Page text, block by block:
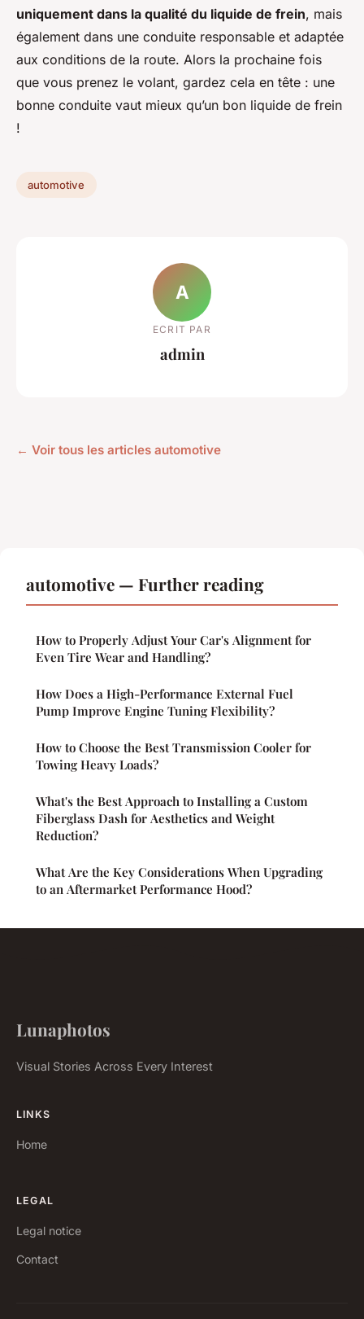
uniquement dans la qualité du liquide de frein, mais
également dans une conduite responsable et adaptée
aux conditions de la route. Alors la prochaine fois
que vous prenez le volant, gardez cela en tête : une
bonne conduite vaut mieux qu’un bon liquide de frein
!
automotive
A
ECRIT PAR
admin
← Voir tous les articles automotive
automotive — Further reading
How to Properly Adjust Your Car's Alignment for
Even Tire Wear and Handling?
How Does a High-Performance External Fuel
Pump Improve Engine Tuning Flexibility?
How to Choose the Best Transmission Cooler for
Towing Heavy Loads?
What's the Best Approach to Installing a Custom
Fiberglass Dash for Aesthetics and Weight
Reduction?
What Are the Key Considerations When Upgrading
to an Aftermarket Performance Hood?
Lunaphotos
Visual Stories Across Every Interest
LINKS
Home
LEGAL
Legal notice
Contact